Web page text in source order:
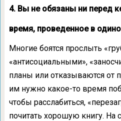
4. Вы не обязаны ни перед
время, проведенное в
Многие боятся прослыть
«антисоциальными»,
планы или отказываются от
им нужно какое-то время
чтобы расслабиться,
почитать хорошую книгу.